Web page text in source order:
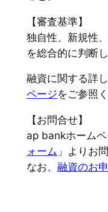
【審査基準】
独自性、新規性
を総合的に判断し
融資に関する詳し
ページをご参照
【お問合せ】
ap bankホームペ
ォーム 」よりお
なお、 融資のお